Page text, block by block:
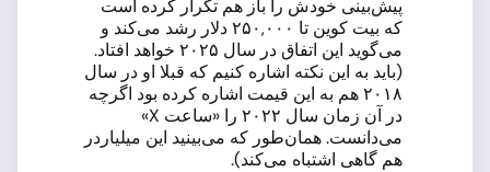
پیش‌بینی خودش را باز هم تکرار کرده است
که بیت کوین تا ۲۵۰,۰۰۰ دلار رشد می‌کند و
می‌گوید این اتفاق در سال ۲۰۲۵ خواهد افتاد.
(باید به این نکته اشاره کنیم که قبلا او در سال
۲۰۱۸ هم به این قیمت اشاره کرده بود اگرچه
در آن زمان سال ۲۰۲۲ را «ساعت X»
می‌دانست. همان‌طور که می‌بینید این میلیاردر
هم گاهی اشتباه می‌کند).